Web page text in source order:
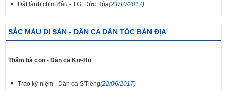
Đất lành chim đậu - TG: Đức Hòa(21/10/2017)
SẮC MÀU DI SẢN - DÂN CA DÂN TỘC BẢN ĐỊA
Thăm bà con - Dân ca Kơ-Ho
Trao kỷ niệm - Dân ca S'Tiêng(22/06/2017)